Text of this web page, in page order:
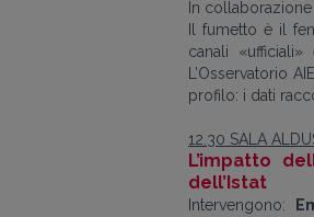
In
Il fumetto è il
canali
L’Osservatorio
profilo: i dati
12.30 SALA
L’impatto
dell’Istat
Intervengono: